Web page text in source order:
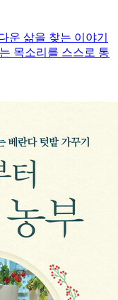
운 삶을 찾는 이야기
목소리를 스스로 통